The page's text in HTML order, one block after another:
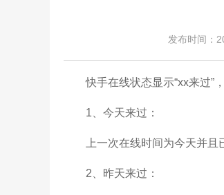
发布时间：
快手在线状态显示“xx来过”，
1、今天来过：
上一次在线时间为今天并且已
2、昨天来过：